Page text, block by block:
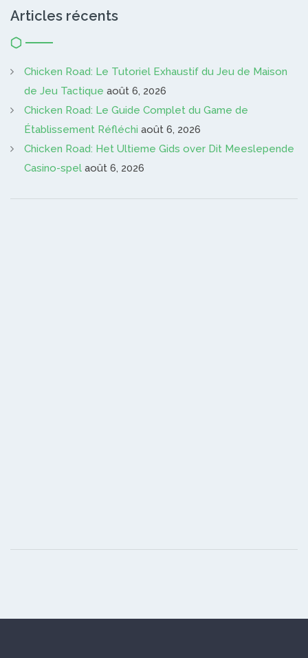
Articles récents
Chicken Road: Le Tutoriel Exhaustif du Jeu de Maison
de Jeu Tactique août 6, 2026
Chicken Road: Le Guide Complet du Game de
Établissement Réfléchi août 6, 2026
Chicken Road: Het Ultieme Gids over Dit Meeslepende
Casino-spel août 6, 2026